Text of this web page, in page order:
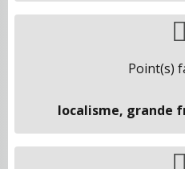
Point(s)
localisme, grande